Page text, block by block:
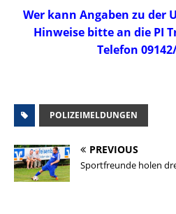
Wer kann Angaben zu der
Hinweise bitte an die PI
Telefon
POLIZEIMELDUNGEN
PREVIOUS
Sportfreunde holen